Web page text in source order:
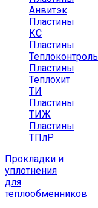
Анвитэк
Пластины
КС
Пластины
Теплоконтроль
Пластины
Теплохит
ТИ
Пластины
ТИЖ
Пластины
ТПлР
Прокладки и
уплотнения
для
теплообменников